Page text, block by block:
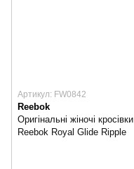
Артикул: FW0842
Reebok
Оригінальні жіночі кросівки
Reebok Royal Glide Ripple